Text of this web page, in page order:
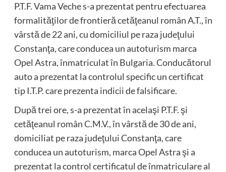
P.T.F. Vama Veche s-a prezentat pentru efectuarea
formalităţilor de frontieră cetăţeanul român A.T., în
vârstă de 22 ani, cu domiciliul pe raza judeţului
Constanţa, care conducea un autoturism marca
Opel Astra, înmatriculat în Bulgaria. Conducătorul
auto a prezentat la controlul specific un certificat
tip I.T.P. care prezenta indicii de falsificare.
După trei ore, s-a prezentat în acelaşi P.T.F. şi
cetăţeanul român C.M.V., în vârstă de 30 de ani,
domiciliat pe raza judeţului Constanţa, care
conducea un autoturism, marca Opel Astra şi a
prezentat la control certificatul de înmatriculare al